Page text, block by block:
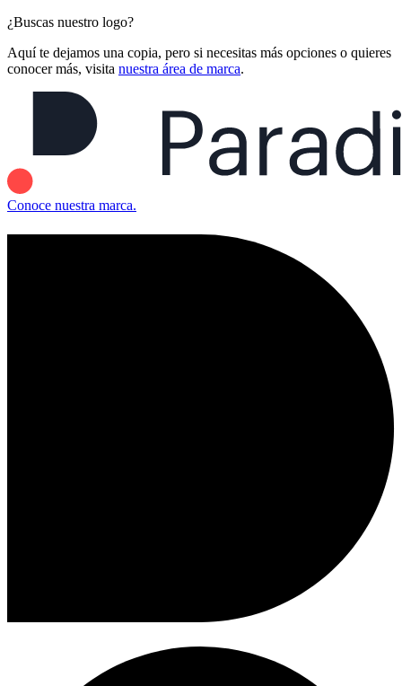
¿Buscas nuestro logo?
Aquí te dejamos una copia, pero si necesitas más opciones o quieres
conocer más, visita nuestra área de marca.
Conoce nuestra marca.